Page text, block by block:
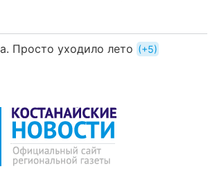
Просто уходило лето +5